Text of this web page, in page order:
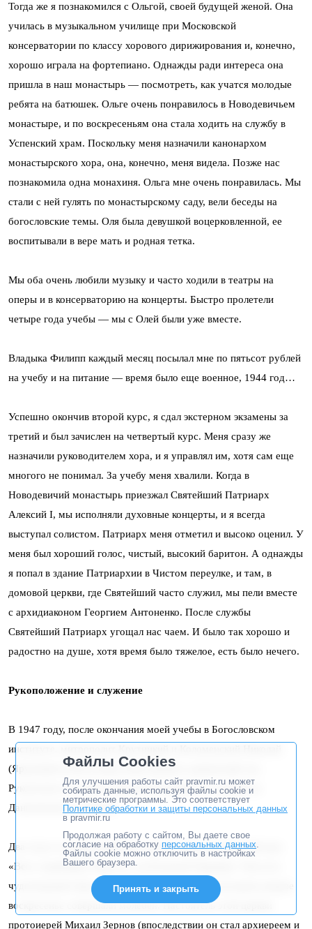
Тогда же я познакомился с Ольгой, своей будущей женой. Она
училась в музыкальном училище при Московской
консерватории по классу хорового дирижирования и, конечно,
хорошо играла на фортепиано. Однажды ради интереса она
пришла в наш монастырь — посмотреть, как учатся молодые
ребята на батюшек. Ольге очень понравилось в Новодевичьем
монастыре, и по воскресеньям она стала ходить на службу в
Успенский храм. Поскольку меня назначили канонархом
монастырского хора, она, конечно, меня видела. Позже нас
познакомила одна монахиня. Ольга мне очень понравилась. Мы
стали с ней гулять по монастырскому саду, вели беседы на
богословские темы. Оля была девушкой воцерковленной, ее
воспитывали в вере мать и родная тетка.
Мы оба очень любили музыку и часто ходили в театры на
оперы и в консерваторию на концерты. Быстро пролетели
четыре года учебы — мы с Олей были уже вместе.
Владыка Филипп каждый месяц посылал мне по пятьсот рублей
на учебу и на питание — время было еще военное, 1944 год…
Успешно окончив второй курс, я сдал экстерном экзамены за
третий и был зачислен на четвертый курс. Меня сразу же
назначили руководителем хора, и я управлял им, хотя сам еще
многого не понимал. За учебу меня хвалили. Когда в
Новодевичий монастырь приезжал Святейший Патриарх
Алексий I, мы исполняли духовные концерты, и я всегда
выступал солистом. Патриарх меня отметил и высоко оценил. У
меня был хороший голос, чистый, высокий баритон. А однажды
я попал в здание Патриархии в Чистом переулке, и там, в
домовой церкви, где Святейший часто служил, мы пели вместе
с архидиаконом Георгием Антоненко. После службы
Святейший Патриарх угощал нас чаем. И было так хорошо и
радостно на душе, хотя время было тяжелое, есть было нечего.
Рукоположение и служение
В 1947 году, после окончания моей учебы в Богословском
институте, митрополит Крутицкий и Коломенский Николай
(Ярушевич) благословил меня принять диаконский сан.
Рукополагал он меня в Духовской церкви на старинном
Даниловском кладбище.
Два года я служил диаконом в храме иконы Божией Матери
«Всех скорбящих Радость» на Большой Ордынке. Там есть
чудотворный образ Царицы Небесной, перед которым каждое
воскресенье совершали молебен. Настоятель этой церкви
протоиерей Михаил Зернов (впоследствии он стал архиереем и
Файлы Cookies
Для улучшения работы сайт pravmir.ru может
собирать данные, используя файлы cookie и
метрические программы. Это соответствует
Политике обработки и защиты персональных данных
в pravmir.ru
Продолжая работу с сайтом, Вы даете свое
согласие на обработку персональных данных.
Файлы cookie можно отключить в настройках
Вашего браузера.
Принять и закрыть